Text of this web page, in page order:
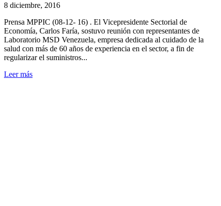
8 diciembre, 2016
Prensa MPPIC (08-12- 16) . El Vicepresidente Sectorial de
Economía, Carlos Faría, sostuvo reunión con representantes de
Laboratorio MSD Venezuela, empresa dedicada al cuidado de la
salud con más de 60 años de experiencia en el sector, a fin de
regularizar el suministros...
Leer más